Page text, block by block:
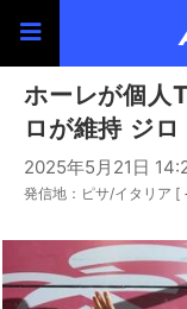
ホーレが個人
ロが維持 ジロ
2025年5月21日
発信地：ピサ/イタリア [